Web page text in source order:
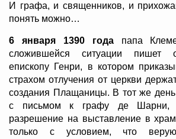
И графа, и священников, и
понять можно…
6 января 1390 годапапа
сложившейся ситуации пишет
епископу Генри, в котором
страхом отлучения от церкви
создания Плащаницы. В тот же
с письмом к графу де Шарни,
разрешение на выставление в
только с условием, что